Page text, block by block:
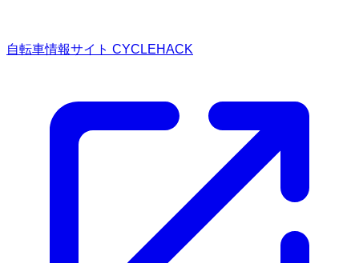
自転車情報サイト CYCLEHACK